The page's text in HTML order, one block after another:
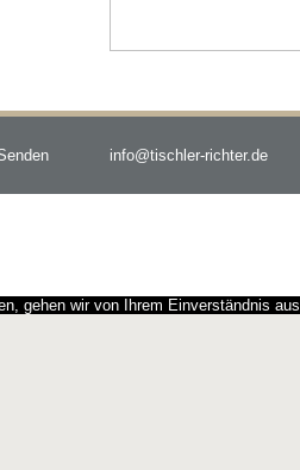
info@tischler-richter.de
gehen wir von Ihrem Einverständnis